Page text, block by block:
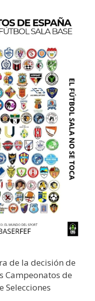
de la decisión de
Campeonatos de
Selecciones